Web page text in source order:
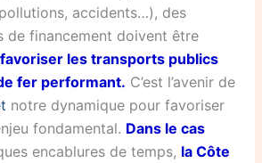
accidents…), des
de financement doivent être
favoriser les transports publics
fer performant. C’est l’avenir de
notre dynamique pour favoriser
fondamental. Dans le cas
encablures de temps, la Côte